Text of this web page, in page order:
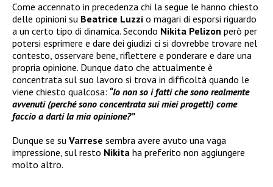
Come accennato in precedenza chi la segue le hanno chiesto
delle opinioni su Beatrice Luzzi o magari di esporsi riguardo
a un certo tipo di dinamica. Secondo Nikita Pelizon però per
potersi esprimere e dare dei giudizi ci si dovrebbe trovare nel
contesto, osservare bene, riflettere e ponderare e dare una
propria opinione. Dunque dato che attualmente è
concentrata sul suo lavoro si trova in difficoltà quando le
viene chiesto qualcosa: “Io non so i fatti che sono realmente
avvenuti (perché sono concentrata sui miei progetti) come
faccio a darti la mia opinione?”
Dunque se su Varrese sembra avere avuto una vaga
impressione, sul resto Nikita ha preferito non aggiungere
molto altro.